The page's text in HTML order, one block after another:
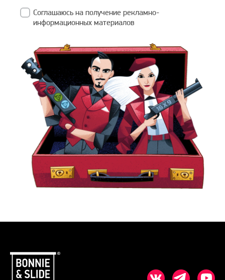
Соглашаюсь на получение рекламно-
информационных материалов